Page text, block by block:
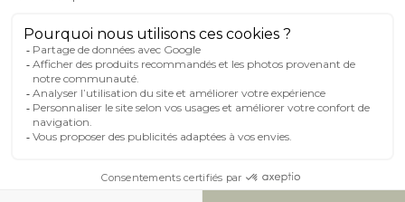
FRANCE
© 2007-2026 Miliboo
Tous droits réservés